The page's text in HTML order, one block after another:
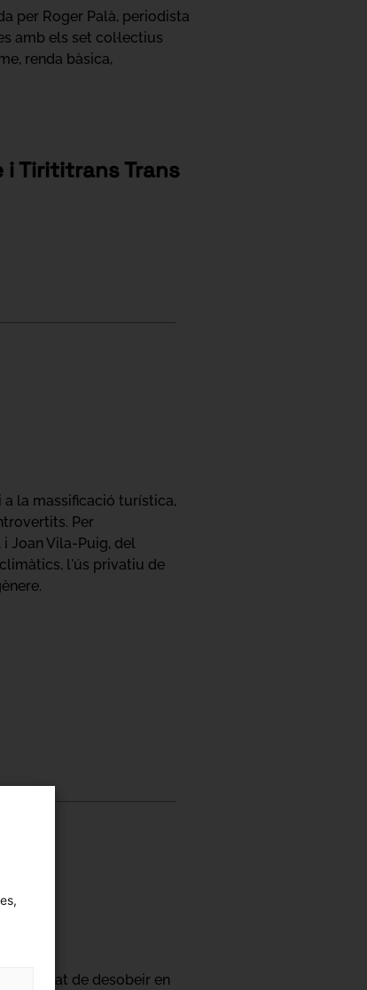
per Roger Palà, periodista
amb els set col·lectius
renda bàsica,
i Tirititrans Trans
la massificació turística,
Per
Joan Vila-Puig, del
l'ús privatiu de
de desobeir en